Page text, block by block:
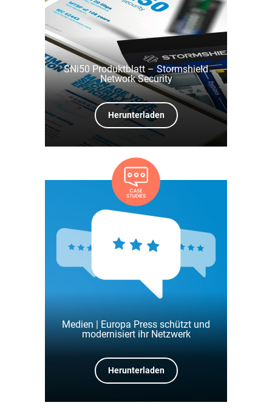
SNi50 Produktblatt – Stormshield
Network Security
Herunterladen
Medien | Europa Press schützt und
modernisiert ihr Netzwerk
Herunterladen